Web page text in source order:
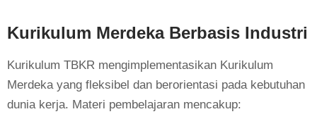
Kurikulum Merdeka Berbasis Industri
Kurikulum TBKR mengimplementasikan Kurikulum
Merdeka yang fleksibel dan berorientasi pada kebutuhan
dunia kerja. Materi pembelajaran mencakup: